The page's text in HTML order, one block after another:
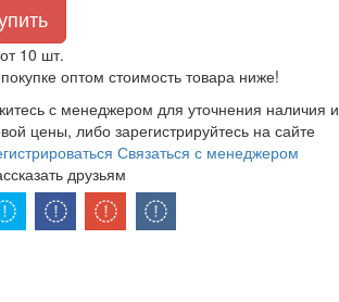
10 шт.
оптом стоимость товара ниже!
с менеджером для уточнения наличия и
цены, либо зарегистрируйтесь на сайте
Связаться с менеджером
друзьям